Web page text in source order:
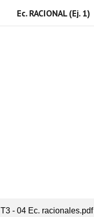
Ec. RACIONAL (Ej. 1)
T3 - 04 Ec. racionales.pdf